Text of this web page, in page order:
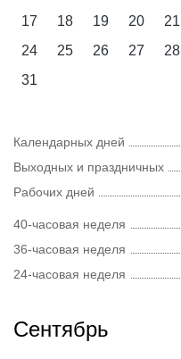
17
18 19 20 21
24
25 26 27 28
31
Календарных дней
Выходных и праздничных
Рабочих дней
40-часовая неделя
36-часовая неделя
24-часовая неделя
Сентябрь